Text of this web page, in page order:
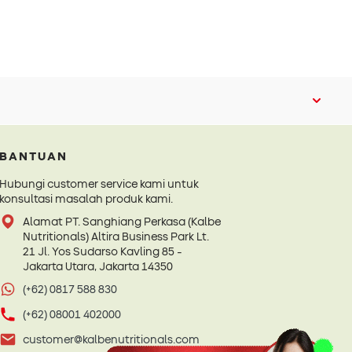
BANTUAN
Hubungi customer service kami untuk
konsultasi masalah produk kami.
Alamat PT. Sanghiang Perkasa (Kalbe
Nutritionals) Altira Business Park Lt.
21 Jl. Yos Sudarso Kavling 85 -
Jakarta Utara, Jakarta 14350
(+62) 0817 588 830
(+62) 08001 402000
customer@kalbenutritionals.com